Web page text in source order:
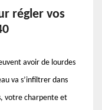
régler vos
avoir de lourdes
va s’infiltrer dans
votre charpente et